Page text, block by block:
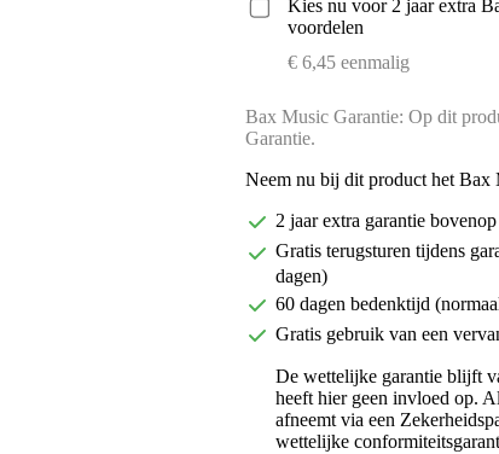
Kies nu voor 2 jaar extra
voordelen
€ 6,45 eenmalig
Bax Music Garantie: Op dit
Garantie.
Neem nu bij dit product het Bax
2 jaar extra garantie
Gratis terugsturen tijdens
dagen)
60 dagen bedenktijd
Gratis gebruik van een
De wettelijke garantie blijft
heeft hier geen invloed op.
afneemt via een
wettelijke